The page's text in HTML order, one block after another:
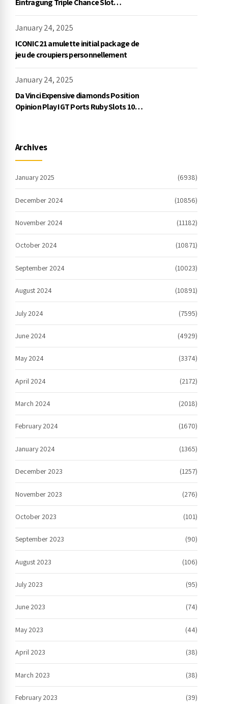
Eintragung Triple Chance Slot
Exklusive Einzahlung
January 24, 2025
ICONIC21 amulette initial package de
jeu de croupiers personnellement
January 24, 2025
Da Vinci Expensive diamonds Position
Opinion Play IGT Ports Ruby Slots 100
Archives
January 2025 (6938)
December 2024 (10856)
November 2024 (11182)
October 2024 (10871)
September 2024 (10023)
August 2024 (10891)
July 2024 (7595)
June 2024 (4929)
May 2024 (3374)
April 2024 (2172)
March 2024 (2018)
February 2024 (1670)
January 2024 (1365)
December 2023 (1257)
November 2023 (276)
October 2023 (101)
September 2023 (90)
August 2023 (106)
July 2023 (95)
June 2023 (74)
May 2023 (44)
April 2023 (38)
March 2023 (38)
February 2023 (39)